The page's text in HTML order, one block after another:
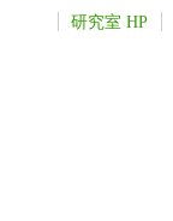
研究室 HP